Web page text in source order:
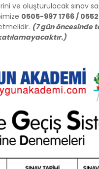
ve oluşturulacak sınav
0505-997 1766 /
(7 gün öncesinde